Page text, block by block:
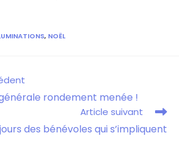
, NOËL
rondement menée !
Article suivant
des bénévoles qui s’impliquent